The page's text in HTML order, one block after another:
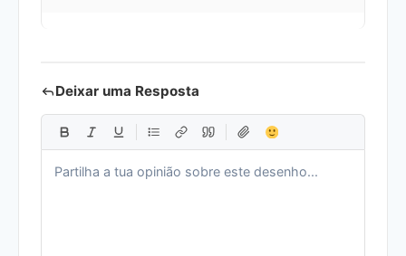
Deixar uma Resposta